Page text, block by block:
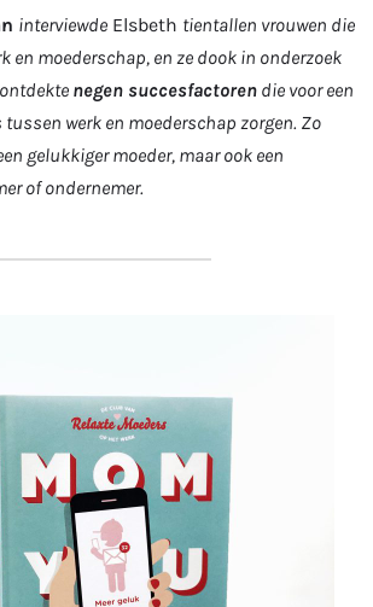
interviewde Elsbeth tientallen vrouwen die
en moederschap, en ze dook in onderzoek
negen succesfactoren die voor een
werk en moederschap zorgen. Zo
gelukkiger moeder, maar ook een
of ondernemer.